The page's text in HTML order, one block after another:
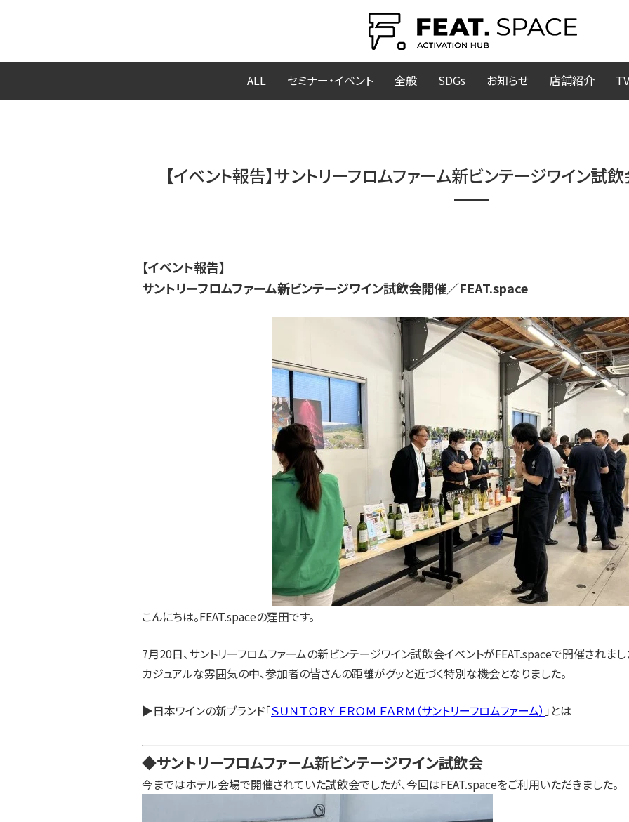
ALL セミナー・イベント 全般 SDGs お知らせ 店舗紹介
【イベント報告】サントリーフロムファーム新ビンテージワイン試
【イベント報告】
サントリーフロムファーム新ビンテージワイン試飲会開催／FEAT.space
こんにちは。FEAT.spaceの窪田です。
7月20日、サントリーフロムファームの新ビンテージワイン試飲会イベントがFEAT.spaceで開催されまし
カジュアルな雰囲気の中、参加者の皆さんの距離がグッと近づく特別な機会となりました。
▶日本ワインの新ブランド「ＳＵＮＴＯＲＹ ＦＲＯＭ ＦＡＲＭ（サントリーフロムファーム） 」とは
◆サントリーフロムファーム新ビンテージワイン試飲会
今まではホテル会場で開催されていた試飲会でしたが、今回はFEAT.spaceをご利用いただきました。